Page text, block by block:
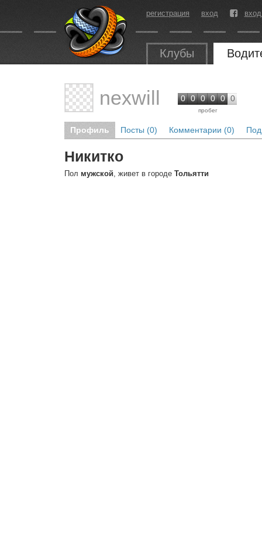
регистрация вход
Клубы
nexwill 0 0 0 0 0 0
пробег
Профиль Посты (0) Комментарии (0)
Никитко
Пол мужской, живет в городе Тольятти